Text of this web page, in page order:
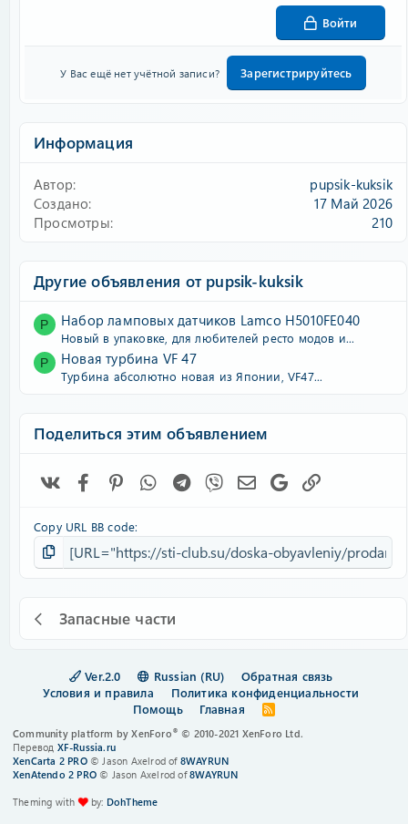
Войти
У Вас ещё нет учётной записи? Зарегистрируйтесь
Информация
Автор
pupsik-kuksik
Создано
17 Май 2026
Просмотры
210
Другие объявления от pupsik-kuksik
P Набор ламповых датчиков Lamco H5010FE040
Новый в упаковке, для любителей ресто модов и...
P Новая турбина VF 47
Турбина абсолютно новая из Японии, VF47...
Поделиться этим объявлением
FacebookPinterestWhatsAppTelegram
Viber Электронная почта
Google
Copy URL BB code
Запасные части
Ver.2.0 Russian (RU)
Обратная связь
Условия и правила
Политика конфиденциальности
Помощь
Главная
R
S
Community platform by XenForo® © 2010-2021 XenForo Ltd.
Перевод XF-Russia.ru
XenCarta 2 PRO© Jason Axelrod of 8WAYRUN
XenAtendo 2 PRO © Jason Axelrod of8WAYRUN
Theming with
by: DohTheme